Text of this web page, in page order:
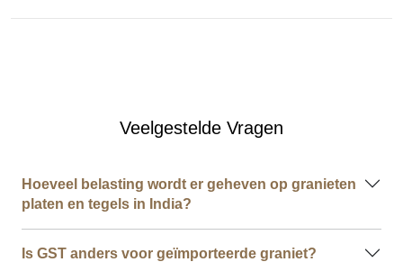
Veelgestelde Vragen
Hoeveel belasting wordt er geheven op granieten
platen en tegels in India?
Is GST anders voor geïmporteerde graniet?